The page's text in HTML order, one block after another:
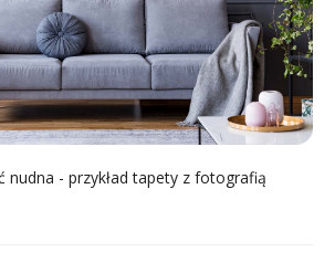
nudna - przykład tapety z fotografią